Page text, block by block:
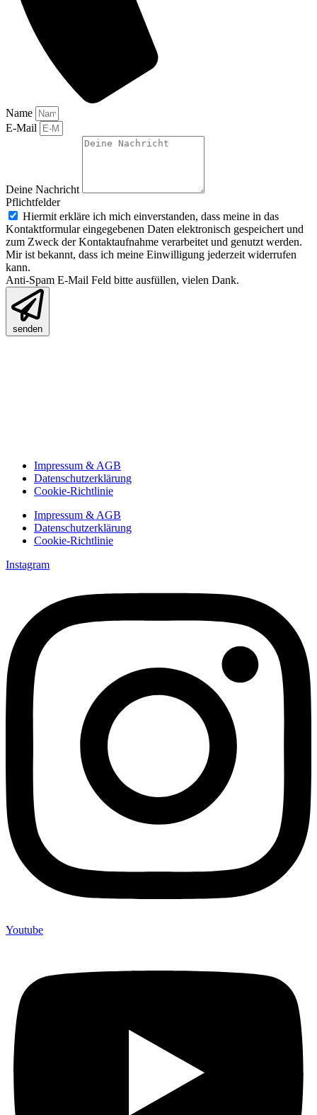
Name
E-Mail
Deine Nachricht
Pflichtfelder
Hiermit erkläre ich mich einverstanden, dass meine in das
Kontaktformular eingegebenen Daten elektronisch gespeichert und
zum Zweck der Kontaktaufnahme verarbeitet und genutzt werden.
Mir ist bekannt, dass ich meine Einwilligung jederzeit widerrufen
kann.
Anti-Spam E-Mail Feld bitte ausfüllen, vielen Dank.
senden
Impressum & AGB
Datenschutzerklärung
Cookie-Richtlinie
Impressum & AGB
Datenschutzerklärung
Cookie-Richtlinie
Instagram
Youtube